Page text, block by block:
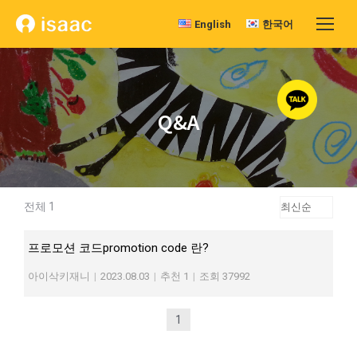
English 한국어
Q&A
전체 1
프로모션 코드promotion code 란?
아이삭키재니 | 2023.08.03 | 추천 1 | 조회 37992
1